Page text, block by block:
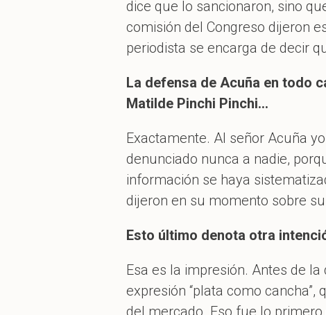
dice que lo sancionaron, sino
comisión del Congreso dijeron
periodista se encarga de decir
La defensa de Acuña en todo
Matilde Pinchi Pinchi…
Exactamente. Al señor Acuña
denunciado nunca a nadie,
información se haya
dijeron en su momento sobre
Esto último denota otra
Esa es la impresión. Antes de
expresión “plata como